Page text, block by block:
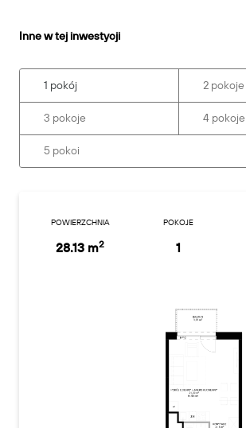
Inne w tej inwestycji
1 pokój 2 pokoje
3 pokoje 4 pokoje
5 pokoi
POWIERZCHNIA
28.13 m2
POKOJE
1